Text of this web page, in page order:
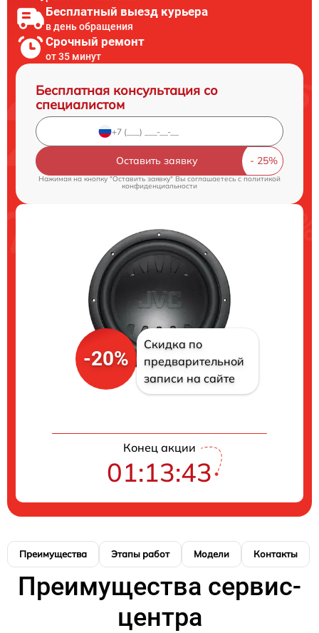
Бесплатный выезд курьера
в день обращения
Срочный ремонт
от 35 минут
Бесплатная консультация со
специалистом
Оставить заявку
Нажимая на кнопку "Оставить заявку" Вы соглашаетесь cполитикой
конфиденциальности
-20%
Скидка по
предварительной
записи на сайте
Конец акции
01:13:43
Преимущества Этапы работ Модели Контакты
Преимущества сервис-
центра